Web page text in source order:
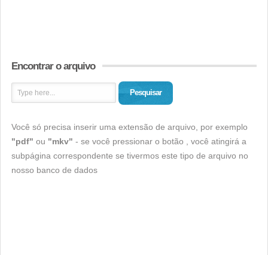
Encontrar o arquivo
Pesquisar
Você só precisa inserir uma extensão de arquivo, por exemplo
"pdf" ou "mkv" - se você pressionar o botão , você atingirá a
subpágina correspondente se tivermos este tipo de arquivo no
nosso banco de dados